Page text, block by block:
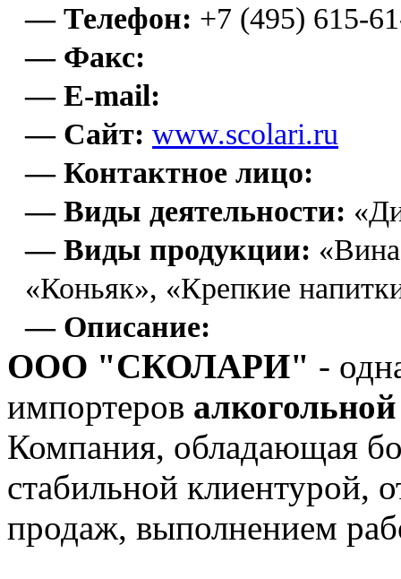
— Телефон: +7 (495) 615-
— Факс:
— E-mail:
— Сайт: www.scolari.ru
— Контактное лицо:
— Виды деятельности:
— Виды продукции:
«Коньяк», «Крепкие
— Описание:
ООО "СКОЛАРИ" -
импортеров
Компания, обладающая
стабильной клиентурой,
продаж, выполнением